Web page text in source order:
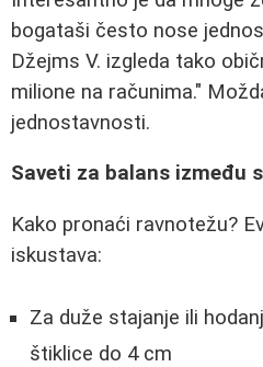
bogataši često nose
Džejms V. izgleda tako
milione na računima."
jednostavnosti.
Saveti za balans između
Kako pronaći ravnotežu?
iskustava:
Za duže stajanje ili
štiklice do 4 cm